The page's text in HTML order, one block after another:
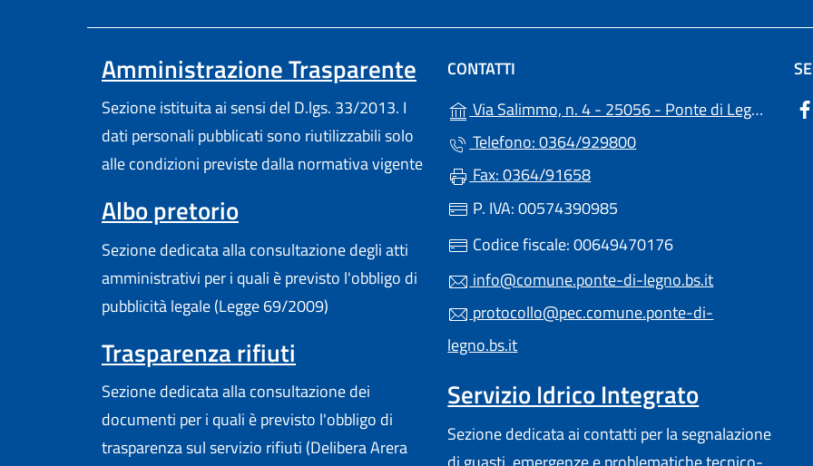
Amministrazione Trasparente
Sezione istituita ai sensi del D.lgs. 33/2013. I
dati personali pubblicati sono riutilizzabili solo
alle condizioni previste dalla normativa vigente
Albo pretorio
Sezione dedicata alla consultazione degli atti
amministrativi per i quali è previsto l'obbligo di
pubblicità legale (Legge 69/2009)
Trasparenza rifiuti
Sezione dedicata alla consultazione dei
documenti per i quali è previsto l'obbligo di
trasparenza sul servizio rifiuti (Delibera Arera
CONTATTI
Via Salimmo, n. 4 - 25056 - Ponte di Legno (BS)
Telefono: 0364/929800
Fax: 0364/91658
P. IVA: 00574390985
Codice fiscale: 00649470176
info@comune.ponte-di-legno.bs.it
protocollo@pec.comune.ponte-di-
legno.bs.it
Servizio Idrico Integrato
Sezione dedicata ai contatti per la segnalazione